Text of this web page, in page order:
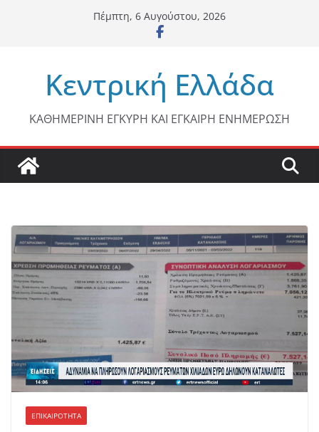
Πέμπτη, 6 Αυγούστου, 2026
Κεντρική Ελλάδα
ΚΑΘΗΜΕΡΙΝΗ ΕΓΚΥΡΗ ΚΑΙ ΕΓΚΑΙΡΗ ΕΝΗΜΕΡΩΣΗ
ΕΠΙΚΑΙΡΟΤΗΤΑ